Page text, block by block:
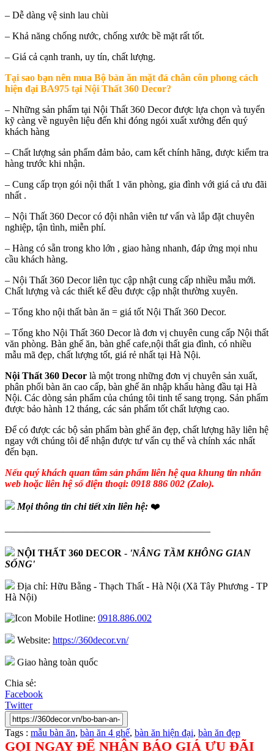
– Dễ dàng vệ sinh lau chùi
– Khả năng chống nước, chống xước bề mặt rất tốt.
– Giá cả cạnh tranh, uy tín, chất lượng.
Tại sao bạn nên mua Bộ bàn ăn mặt đá chân côn phong cách
hiện đại BA975 tại Nội Thất 360 Decor?
– Những sản phẩm tại Nội Thất 360 Decor được lựa chọn và tuyển
kỹ càng về nguyên liệu đến khi đóng ngói xuất xưởng đến quý
khách hàng
– Chất lượng sản phẩm đảm bảo, cam kết chính hãng, được kiểm tra
hàng trước khi nhận.
– Cung cấp trọn gói nội thất 1 văn phòng, gia đình với giá cả ưu đãi
nhất .
– Nội Thất 360 Decor có đội nhân viên tư vấn và lắp đặt chuyên
nghiệp, tận tình, miễn phí.
– Hàng có sẵn trong kho lớn , giao hàng nhanh, đáp ứng mọi nhu
cầu khách hàng.
– Nội Thất 360 Decor liên tục cập nhật cung cấp nhiều mẫu mới.
Chất lượng và các thiết kế đều được cập nhật thường xuyên.
– Tổng kho nội thất bàn ăn = giá tốt Nội Thất 360 Decor.
– Tổng kho Nội Thất 360 Decor là đơn vị chuyên cung cấp Nội thất
văn phòng. Bàn ghế ăn, bàn ghế cafe,nội thất gia đình, có nhiều
mẫu mã đẹp, chất lượng tốt, giá rẻ nhất tại Hà Nội.
Nội Thất 360 Decor là một trong những đơn vị chuyên sản xuất,
phân phối bàn ăn cao cấp, bàn ghế ăn nhập khẩu hàng đầu tại Hà
Nội. Các dòng sản phẩm của chúng tôi tinh tế sang trọng. Sản phẩm
được bảo hành 12 tháng, các sản phẩm tốt chất lượng cao.
Để có được các bộ sản phẩm bàn ghế ăn đẹp, chất lượng hãy liên hệ
ngay với chúng tôi để nhận được tư vấn cụ thể và chính xác nhất
đến bạn.
Nếu quý khách quan tâm sản phẩm liên hệ qua khung tin nhắn
web hoặc liên hệ số điện thoại: 0918 886 002 (Zalo).
Mọi thông tin chi tiết xin liên hệ: ❤️
—————————————————————
NỘI THẤT 360 DECOR - 'NÂNG TẦM KHÔNG GIAN
SỐNG'
Địa chỉ: Hữu Bằng - Thạch Thất - Hà Nội (Xã Tây Phương - TP
Hà Nội)
Hotline: 0918.886.002
Website: https://360decor.vn/
Giao hàng toàn quốc
Chia sẻ:
Facebook
Twitter
Tags : mẫu bàn ăn, bàn ăn 4 ghế, bàn ăn hiện đại, bàn ăn đẹp
GỌI NGAY ĐỂ NHẬN BÁO GIÁ ƯU ĐÃI